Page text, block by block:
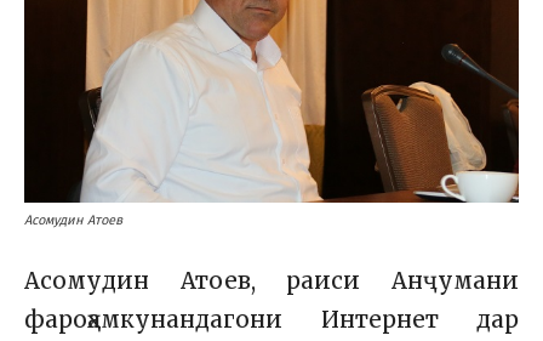
Асомудин Атоев
Асомудин Атоев, раиси Анҷумани
фароҳамкунандагони Интернет дар